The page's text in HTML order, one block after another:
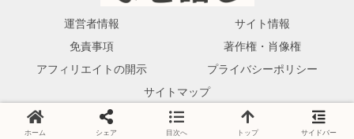
運営者情報
サイト情報
免責事項
著作権・肖像権
アフィリエイトの開示
プライバシーポリシー
サイトマップ
© 2023-2026 なむ語る.
ホーム シェア 目次へ トップ サイドバー